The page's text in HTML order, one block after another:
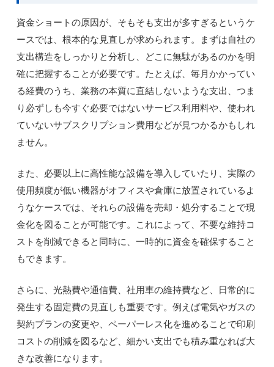
資金ショートの原因が、そもそも支出が多すぎるというケ
ースでは、根本的な見直しが求められます。まずは自社の
支出構造をしっかりと分析し、どこに無駄があるのかを明
確に把握することが必要です。たとえば、毎月かかってい
る経費のうち、業務の本質に直結しないような支出、つま
り必ずしも今すぐ必要ではないサービス利用料や、使われ
ていないサブスクリプション費用などが見つかるかもしれ
ません。
また、必要以上に高性能な設備を導入していたり、実際の
使用頻度が低い機器がオフィスや倉庫に放置されているよ
うなケースでは、それらの設備を売却・処分することで現
金化を図ることが可能です。これによって、不要な維持コ
ストを削減できると同時に、一時的に資金を確保すること
もできます。
さらに、光熱費や通信費、社用車の維持費など、日常的に
発生する固定費の見直しも重要です。例えば電気やガスの
契約プランの変更や、ペーパーレス化を進めることで印刷
コストの削減を図るなど、細かい支出でも積み重なれば大
きな改善になります。